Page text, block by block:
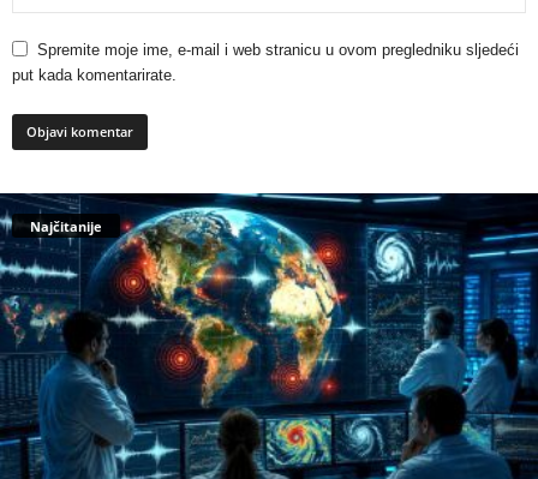
Spremite moje ime, e-mail i web stranicu u ovom pregledniku sljedeći
put kada komentarirate.
Najčitanije